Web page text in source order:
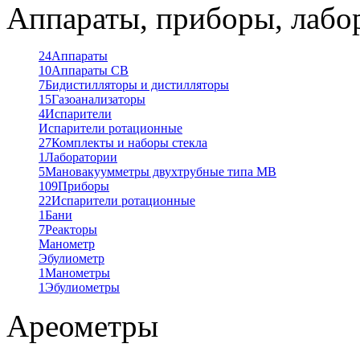
Аппараты, приборы,
24Аппараты
10Аппараты СВ
7Бидистилляторы и дистилляторы
15Газоанализаторы
4Испарители
Испарители ротационные
27Комплекты и наборы стекла
1Лаборатории
5Мановакуумметры двухтрубные типа МВ
109Приборы
22Испарители ротационные
1Бани
7Реакторы
Манометр
Эбулиометр
1Манометры
1Эбулиометры
Ареометры